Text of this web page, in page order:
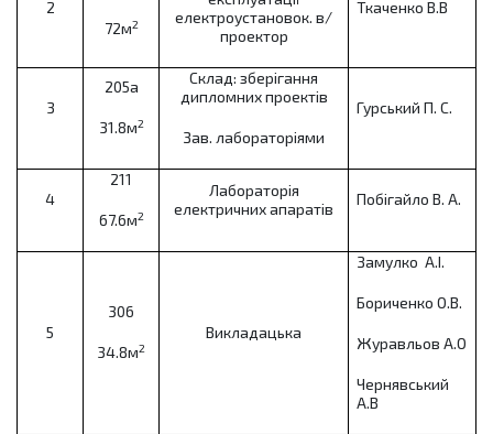
2
72м2
електроустановок. в/
проектор
Ткаченко В.В
3
205а
31.8м2
Склад: зберігання
дипломних проектів
Зав. лабораторіями
Гурський П. С.
4
211
67.6м2
Лабораторія
електричних апаратів
Побігайло В. А.
5
306
34.8м2
Викладацька
Замулко А.І.
Бориченко О.В.
Журавльов А.О
Чернявський
А.В